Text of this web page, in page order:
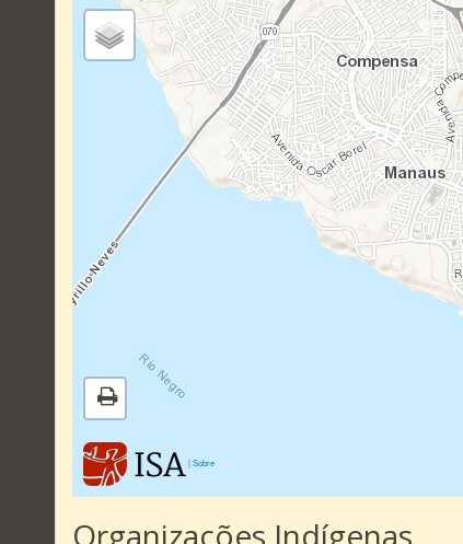
|Sobre
Organizações Indígenas